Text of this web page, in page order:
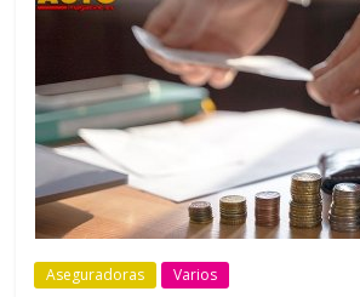
Aseguradoras Varios